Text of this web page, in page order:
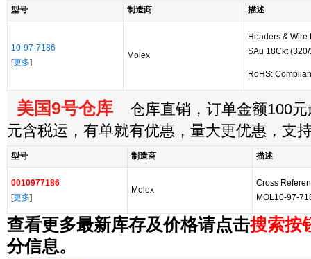
型号 制造商 描述
10-97-7186
[更多]
Molex
Headers & Wire
SAu 18Ckt
RoHS:
美国9号仓库 仓库直销，订单金额100元
元含税运，有单就有优惠，量大更优惠，支
型号 制造商 描述
0010977186
[更多]
Molex
Cross
MOL10-97-
查看更多最新库存及价格请点击搜索按
分信息。